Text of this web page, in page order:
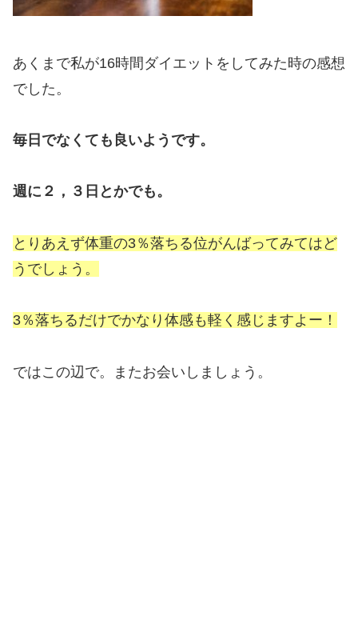
あくまで私が16時間ダイエットをしてみた時の感想
でした。
毎日でなくても良いようです。
週に２，３日とかでも。
とりあえず体重の3％落ちる位がんばってみてはど
うでしょう。
3％落ちるだけでかなり体感も軽く感じますよー！
ではこの辺で。またお会いしましょう。